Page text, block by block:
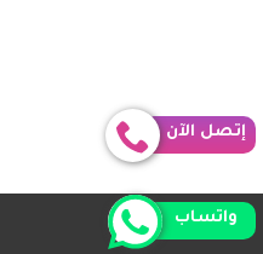
إتصل الآن
واتساب